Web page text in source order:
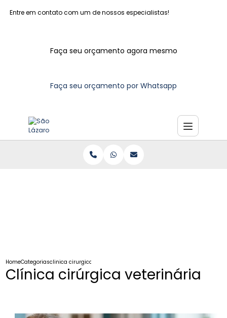
Entre em contato com um de nossos especialistas!
Faça seu orçamento agora mesmo
Faça seu orçamento por Whatsapp
HomeCategoriasclinica cirurgica veterinaria
Clínica cirúrgica veterinária